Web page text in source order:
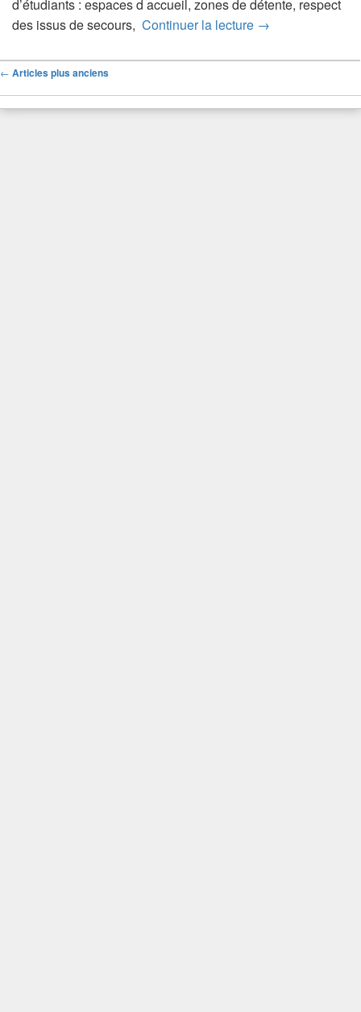
d’étudiants : espaces d accueil, zones de détente, respect
des issus de secours, Continuer la lecture Intervalles
→
Navigation
les
← Articles plus anciens